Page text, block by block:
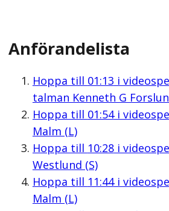
Anförandelista
Hoppa till 01:13 i
talman Kenneth G
Hoppa till 01:54i
Malm (L)
Hoppa till 10:28i
Westlund (S)
Hoppa till 11:44i
Malm (L)